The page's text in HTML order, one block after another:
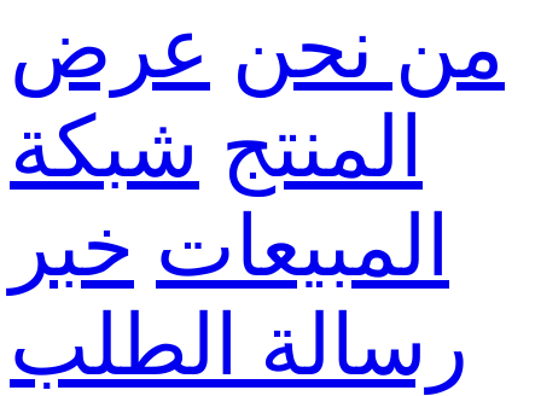
من نحن عرض
المنتج شبكة
المبيعات خبر
رسالة الطلب